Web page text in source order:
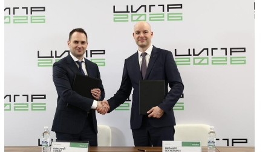
Торговые сети
Оборудование
Outsourcing
Регулирование
Финансы
Безопасность